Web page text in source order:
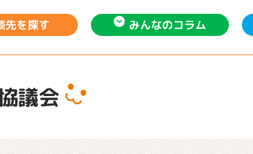
先を探す みんなのコラム
議会